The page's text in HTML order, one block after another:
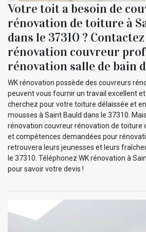
Votre toit a besoin de
rénovation de toiture à
dans le 37310 ?
rénovation couvreur
rénovation salle de bain d
WK rénovation possède des couvreurs
peuvent vous fournir un travail excellent
cherchez pour votre toiture délaissée et
mousses à Saint Bauld dans le 37310.
rénovation couvreur rénovation de toiture
et compétences demandées pour
retrouvera leurs jeunesses et leurs
le 37310. Téléphonez WK rénovation à
pour savoir votre devis !